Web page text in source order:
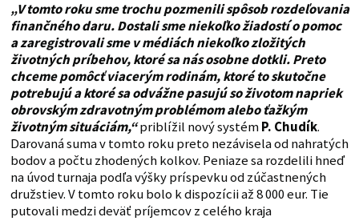
„V tomto roku sme trochu pozmenili spôsob rozdeľovania
finančného daru. Dostali sme niekoľko žiadostí o pomoc
a zaregistrovali sme v médiách niekoľko zložitých
životných príbehov, ktoré sa nás osobne dotkli. Preto
chceme pomôcť viacerým rodinám, ktoré to skutočne
potrebujú a ktoré sa odvážne pasujú so životom napriek
obrovským zdravotným problémom alebo ťažkým
životným situáciám,“priblížil nový systémP. Chudík.
Darovaná suma v tomto roku preto nezávisela od nahratých
bodov a počtu zhodených kolkov. Peniaze sa rozdelili hneď
na úvod turnaja podľa výšky príspevku od zúčastnených
družstiev. V tomto roku bolo k dispozícii až 8 000 eur. Tie
putovali medzi deväť príjemcov z celého kraja